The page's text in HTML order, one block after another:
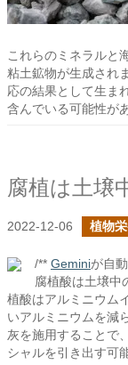
これらのミネラルと
粘土鉱物が生成され
応の結果として生ま
含んでいる可能性が
腐植は土壌
2022-12-06 植物
/** Geminiが自
腐植酸は土壌中
植酸はアルミニウム
いアルミニウムを減
灰を施用することで
シャルを引き出す可